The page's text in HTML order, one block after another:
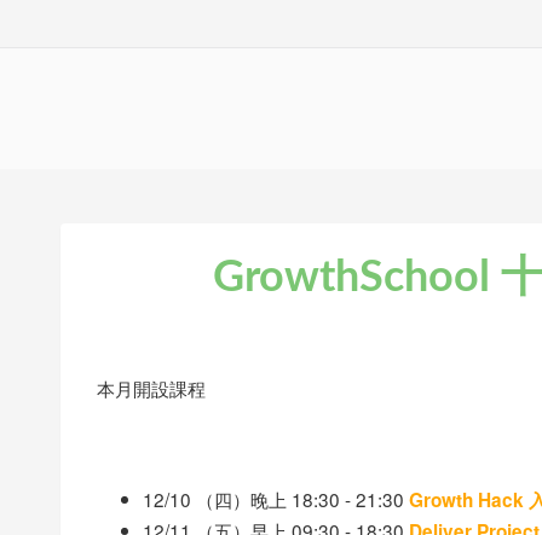
GrowthSchool
本月開設課程
12/10 （四）晚上 18:30 - 21:30Growth Hack
12/11 （五）早上 09:30 - 18:30